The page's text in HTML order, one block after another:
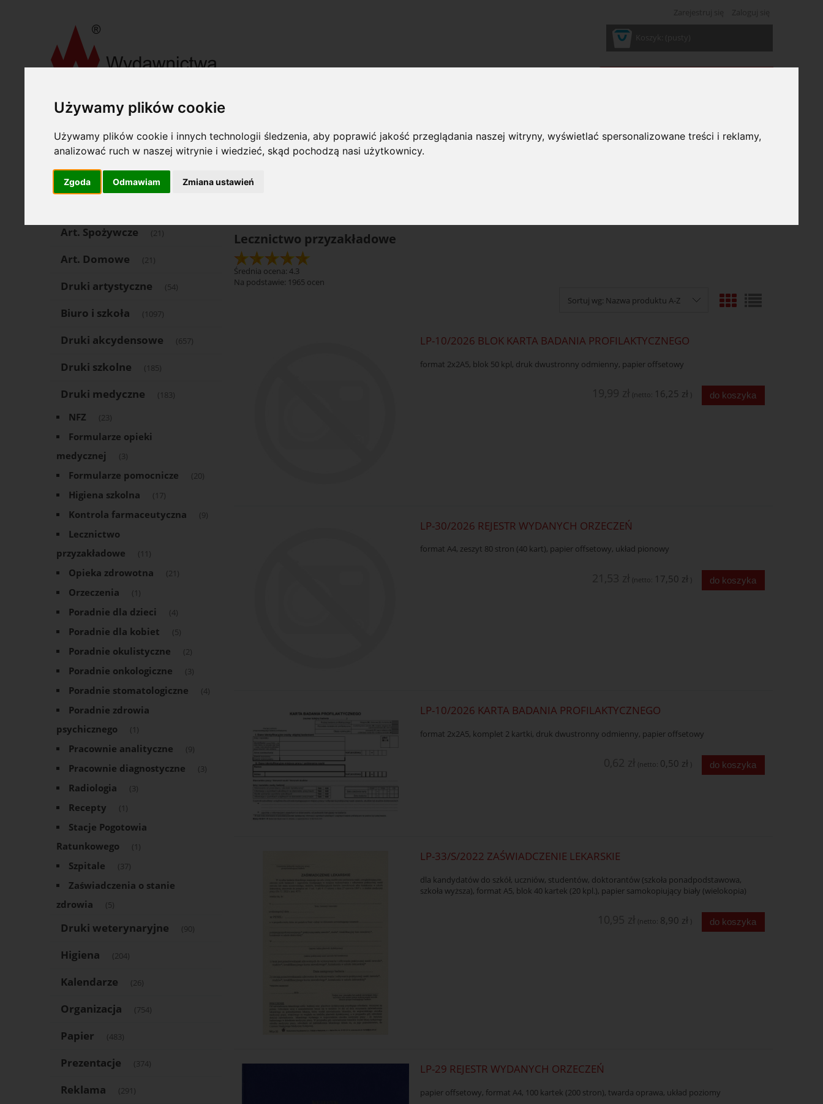
Używamy plików cookie
Używamy plików cookie i innych technologii śledzenia, aby poprawić jakość przeglądania naszej witryny, wyświetlać spersonalizowane treści i reklamy,
analizować ruch w naszej witrynie i wiedzieć, skąd pochodzą nasi użytkownicy.
Zgoda Odmawiam Zmiana ustawień
Wydawnictwa Akcydensowe S. A. » Druki medyczne
Oferta
Art. Piśmienne (1504)
Art. Papiernicze (553)
Art. Spożywcze (21)
Art. Domowe (21)
Druki artystyczne (54)
Biuro i szkoła (1097)
Druki akcydensowe (657)
Druki szkolne (185)
Druki medyczne (183)
NFZ (23)
Formularze opieki
medycznej
(3)
Formularze pomocnicze (20)
Higiena szkolna (17)
Kontrola farmaceutyczna (9)
Lecznictwo
przyzakładowe
(11)
Opieka zdrowotna (21)
Orzeczenia (1)
Poradnie dla dzieci (4)
Poradnie dla kobiet (5)
Poradnie okulistyczne (2)
Poradnie onkologiczne (3)
Poradnie stomatologiczne (4)
Poradnie zdrowia
psychicznego
(1)
Pracownie analityczne (9)
Pracownie diagnostyczne (3)
Radiologia (3)
Recepty (1)
Stacje Pogotowia
Ratunkowego
(1)
Szpitale (37)
Zaświadczenia o stanie
zdrowia
(5)
Druki weterynaryjne (90)
Higiena (204)
Kalendarze (26)
Organizacja (754)
Papier (483)
Prezentacje (374)
Reklama (291)
Kategorie: Lecznictwo przyzakładowe
Cena: (wybierz)
Lecznictwo przyzakładowe
Średnia ocena: 4.3
Na podstawie: 1965 ocen
Sortuj wg: Nazwa produktu A-Z
LP-10/2026 BLOK KARTA BADANIA PROFILAKTYCZNEGO
format 2x2A5, blok 50 kpl, druk dwustronny odmienny, papier offsetowy
(netto: 16,25 zł ) do koszyka
LP-30/2026 REJESTR WYDANYCH ORZECZEŃ
format A4, zeszyt 80 stron (40 kart), papier offsetowy, układ pionowy
(netto: 17,50 zł ) do koszyka
LP-10/2026 KARTA BADANIA PROFILAKTYCZNEGO
format 2x2A5, komplet 2 kartki, druk dwustronny odmienny, papier offsetowy
(netto: 0,50 zł ) do koszyka
LP-33/S/2022 ZAŚWIADCZENIE LEKARSKIE
dla kandydatów do szkół, uczniów, studentów, doktorantów (szkoła ponadpodstawowa,
szkoła wyższa), format A5, blok 40 kartek (20 kpl.), papier samokopiujący biały (wielokopia)
(netto: 8,90 zł ) do koszyka
LP-29 REJESTR WYDANYCH ORZECZEŃ
papier offsetowy, format A4, 100 kartek (200 stron), twarda oprawa, układ poziomy